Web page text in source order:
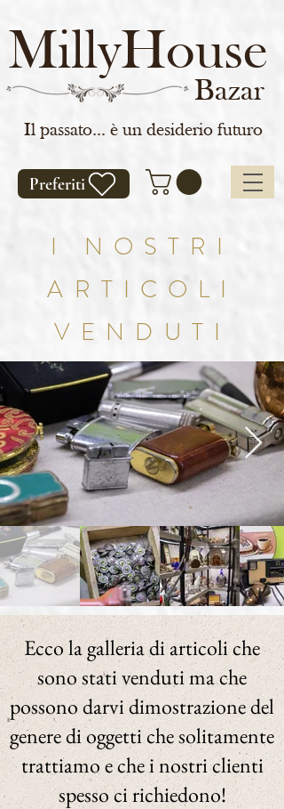
Il passato... è un desiderio futuro
Preferiti
MillyHouse
Bazar
I NOSTRI
ARTICOLI
VENDUTI
Ecco la galleria di articoli che
sono stati venduti ma che
possono darvi dimostrazione del
genere di oggetti che solitamente
trattiamo e che i nostri clienti
spesso ci richiedono!